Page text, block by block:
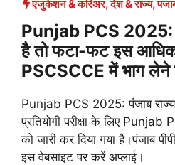
एजुकेशन & करिअर,देश & राज्य,
Punjab PCS 2025:
है तो फटा-फट इस
PSCSCCE में भाग लेने
Punjab PCS 2025: पंजाब
प्रतियोगी परीक्षा के लिए
को जारी कर दिया गया है।पंजाब
इस वेबसाइट पर करें अप्लाई।